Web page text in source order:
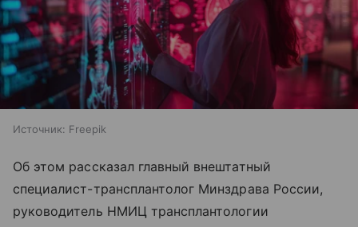
Источник: Freepik
Об этом рассказал главный внештатный
специалист-трансплантолог Минздрава России,
руководитель НМИЦ трансплантологии